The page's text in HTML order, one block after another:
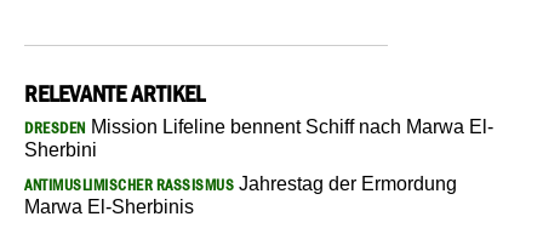
RELEVANTE ARTIKEL
DRESDEN Mission Lifeline bennent Schiff nach Marwa El-
Sherbini
ANTIMUSLIMISCHER RASSISMUS Jahrestag der Ermordung
Marwa El-Sherbinis